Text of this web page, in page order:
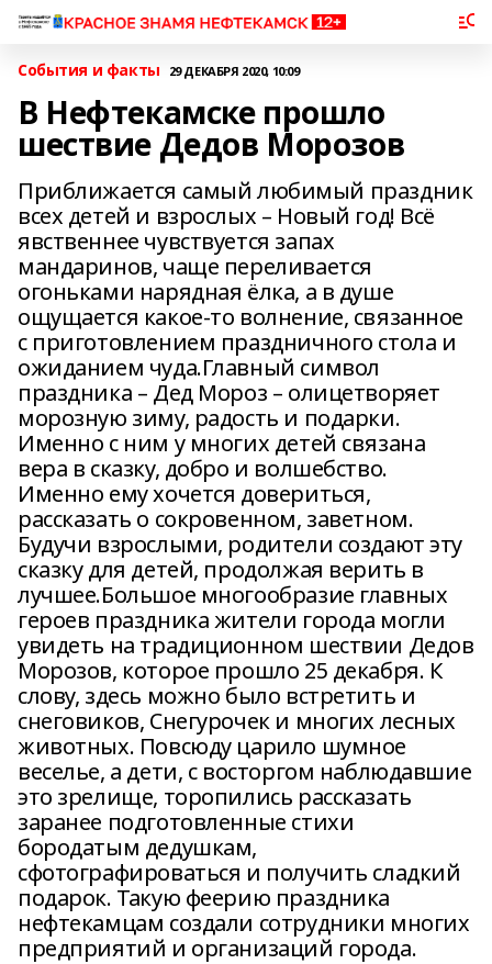
События и факты 29 ДЕКАБРЯ 2020, 10:09
В Нефтекамске прошло
шествие Дедов Морозов
Приближается самый любимый праздник
всех детей и взрослых – Новый год! Всё
явственнее чувствуется запах
мандаринов, чаще переливается
огоньками нарядная ёлка, а в душе
ощущается какое-то волнение, связанное
с приготовлением праздничного стола и
ожиданием чуда.Главный символ
праздника – Дед Мороз – олицетворяет
морозную зиму, радость и подарки.
Именно с ним у многих детей связана
вера в сказку, добро и волшебство.
Именно ему хочется довериться,
рассказать о сокровенном, заветном.
Будучи взрослыми, родители создают эту
сказку для детей, продолжая верить в
лучшее.Большое многообразие главных
героев праздника жители города могли
увидеть на традиционном шествии Дедов
Морозов, которое прошло 25 декабря. К
слову, здесь можно было встретить и
снеговиков, Снегурочек и многих лесных
животных. Повсюду царило шумное
веселье, а дети, с восторгом наблюдавшие
это зрелище, торопились рассказать
заранее подготовленные стихи
бородатым дедушкам,
сфотографироваться и получить сладкий
подарок. Такую феерию праздника
нефтекамцам создали сотрудники многих
предприятий и организаций города.